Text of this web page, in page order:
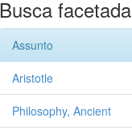
Busca facetada
Assunto
Aristotle
Philosophy, Ancient